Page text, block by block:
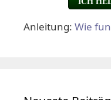
Anleitung: Wie